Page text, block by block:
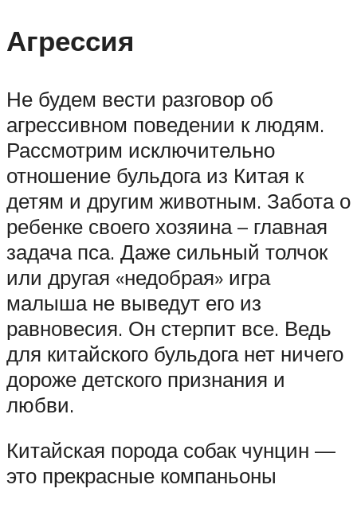
Агрессия
Не будем вести разговор об
агрессивном поведении к людям.
Рассмотрим исключительно
отношение бульдога из Китая к
детям и другим животным. Забота о
ребенке своего хозяина – главная
задача пса. Даже сильный толчок
или другая «недобрая» игра
малыша не выведут его из
равновесия. Он стерпит все. Ведь
для китайского бульдога нет ничего
дороже детского признания и
любви.
Китайская порода собак чунцин —
это прекрасные компаньоны